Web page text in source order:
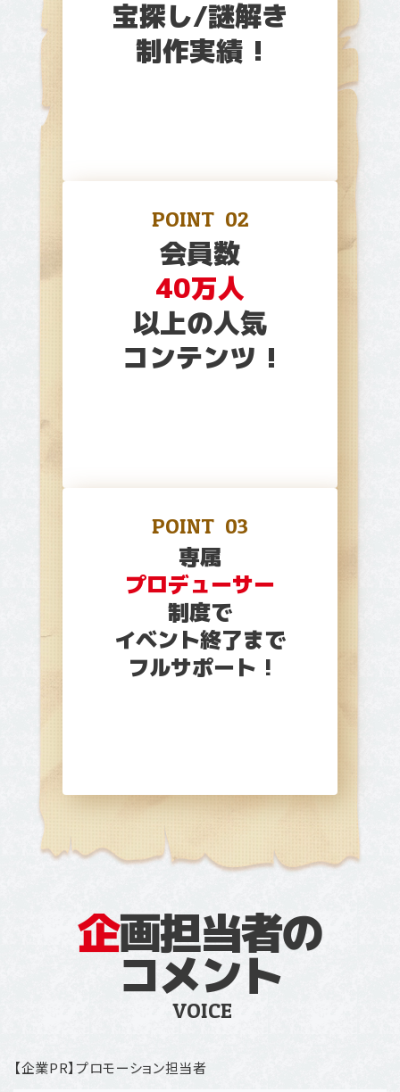
宝探し/謎解き
制作実績 !
POINT 02
会員数
40万人
以上の人気
コンテンツ !
POINT
専属
プロデューサー
制度で
イベント終了まで
企画担当者の
コメント